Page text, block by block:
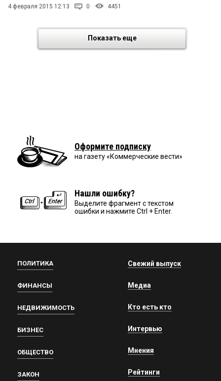
4 февраля 2015 12:13 0 4451
Показать еще
Оформите подписку
на газету «Коммерческие вести»
Нашли ошибку?
Выделите фрагмент с текстом
ошибки и нажмите Ctrl + Enter.
ПОЛИТИКА
ФИНАНСЫ
НЕДВИЖИМОСТЬ
БИЗНЕС
ОБЩЕСТВО
ЗАКОН
Свежий выпуск
Медиа
Кто есть кто
Интервью
Мнения
Рейтинги